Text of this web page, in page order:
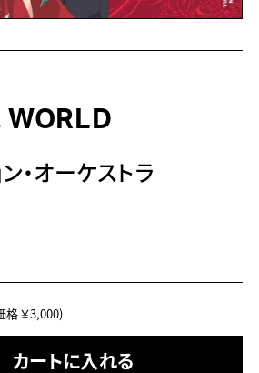
WORLD
・オーケストラ
￥3,000)
カートに入れる